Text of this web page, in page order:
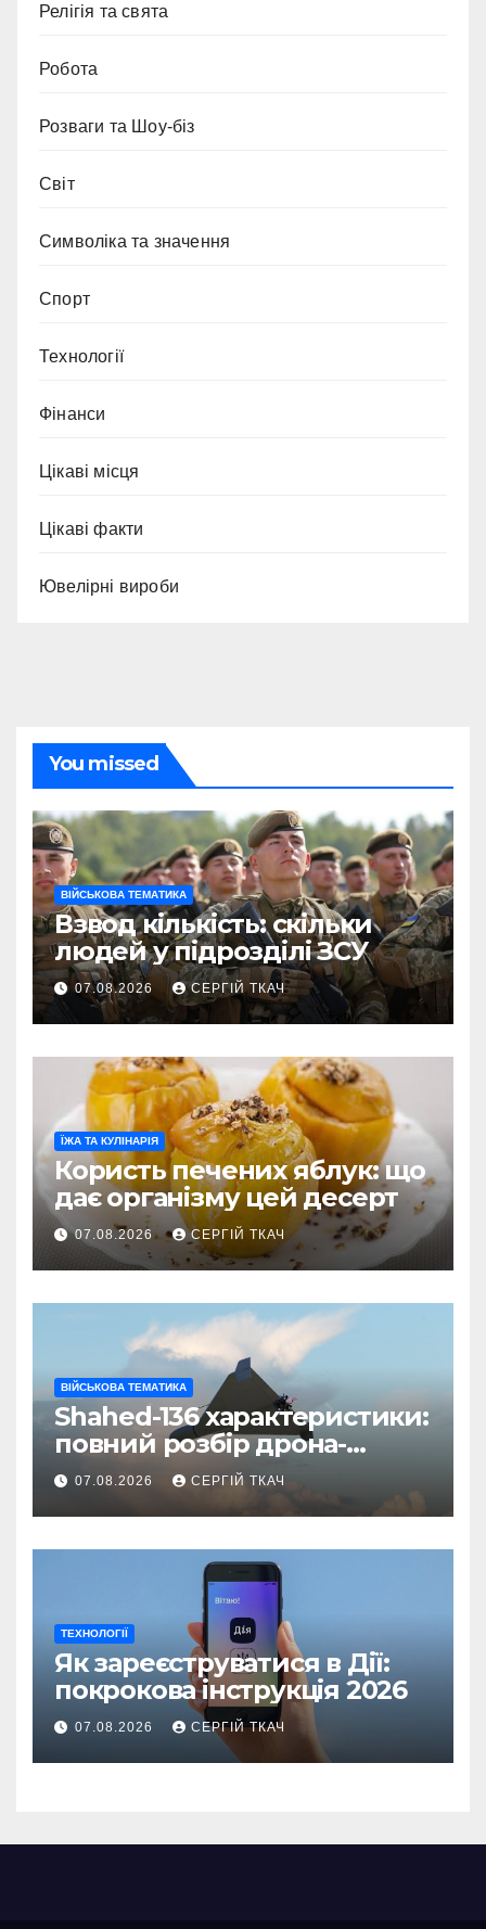
Релігія та свята
Робота
Розваги та Шоу-біз
Світ
Символіка та значення
Спорт
Технології
Фінанси
Цікаві місця
Цікаві факти
Ювелірні вироби
You missed
ВІЙСЬКОВА ТЕМАТИКА
Взвод кількість: скільки
людей у підрозділі ЗСУ
07.08.2026 СЕРГІЙ ТКАЧ
ЇЖА ТА КУЛІНАРІЯ
Користь печених яблук: що
дає організму цей десерт
07.08.2026 СЕРГІЙ ТКАЧ
ВІЙСЬКОВА ТЕМАТИКА
Shahed-136 характеристики:
повний розбір дрона-
камікадзе
07.08.2026 СЕРГІЙ ТКАЧ
ТЕХНОЛОГІЇ
Як зареєструватися в Дії:
покрокова інструкція 2026
07.08.2026 СЕРГІЙ ТКАЧ